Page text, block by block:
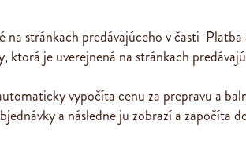
stránkach predávajúceho v časti Platba
ktorá je uverejnená na stránkach
vypočíta cenu za prepravu a
a následne ju zobrazí a započíta